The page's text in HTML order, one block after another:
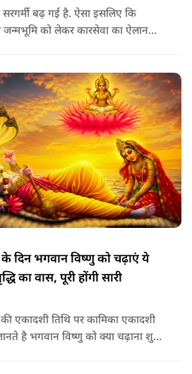
बढ़ गई है. ऐसा इसलिए कि
जन्मभूमि को लेकर कारसेवा का ऐलान
दिन भगवान विष्णु को चढ़ाएं ये
का वास, पूरी होंगी सारी
एकादशी तिथि पर कामिका एकादशी
है भगवान विष्णु को क्या चढ़ाना शुभ